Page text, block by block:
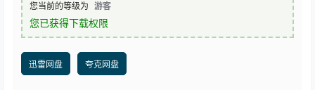
您当前的等级为 游客
您已获得下载权限
迅雷网盘 夸克网盘